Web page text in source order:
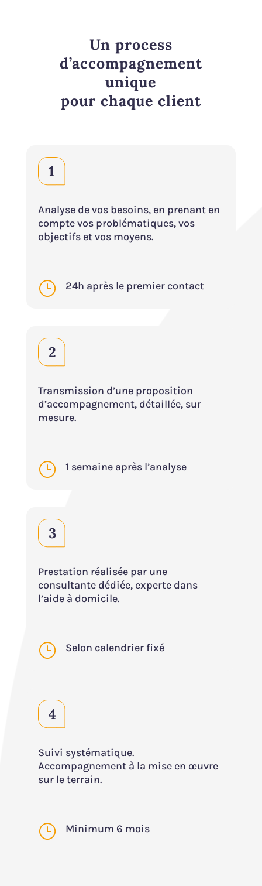
Un process
d’accompagnement
unique
pour chaque client
Analyse de vos besoins, en prenant en
compte vos problématiques, vos
objectifs et vos moyens.
} 24h après le premier contact
Transmission d’une proposition
d’accompagnement, détaillée, sur
mesure.
} 1 semaine après l’analyse
Prestation réalisée par une
consultante dédiée, experte dans
l’aide à domicile.
} Selon calendrier fixé
Suivi systématique.
Accompagnement à la mise en œuvre
sur le terrain.
} Minimum 6 mois